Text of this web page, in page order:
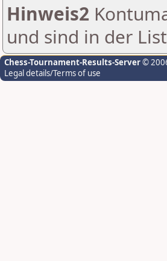
Hinweis2
und sind in der
Chess-Tournament-Results-Server©
Legal details/Terms of use